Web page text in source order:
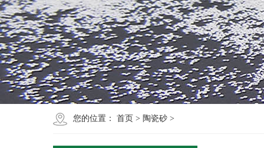
您的位置： 首页 > 陶瓷砂 >